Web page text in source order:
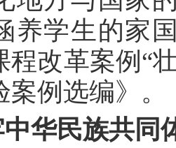
养学生的家
程改革案例 “
例选编》。
华民族共同